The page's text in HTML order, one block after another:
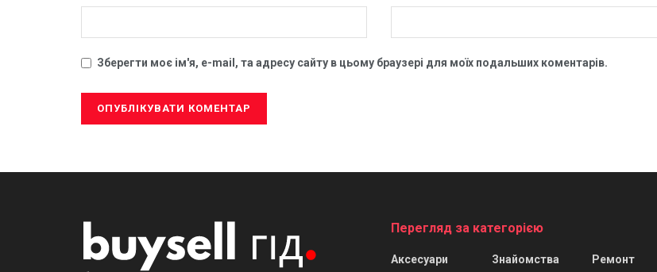
Зберегти моє ім'я, e-mail, та адресу сайту в цьому браузері для моїх подальших коментарів.
Перегляд за категорією
Аксесуари
Знайомства
Ремонт